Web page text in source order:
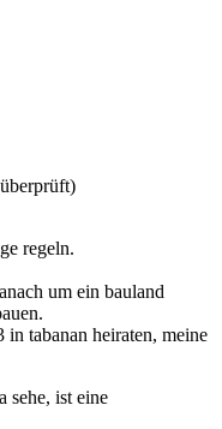
regeln.
um ein bauland
tabanan heiraten, meine
sehe, ist eine